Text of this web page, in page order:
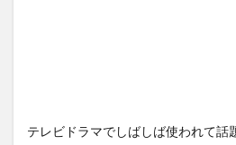
テレビドラマでしばしば使われて話